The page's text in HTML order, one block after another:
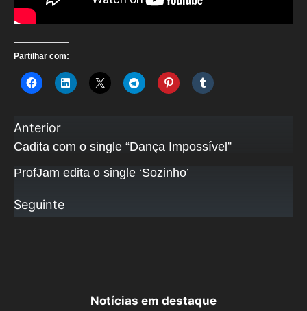
Partilhar com:
Anterior
Cadita com o single “Dança Impossível”
ProfJam edita o single ‘Sozinho’
Seguinte
Notícias em destaque